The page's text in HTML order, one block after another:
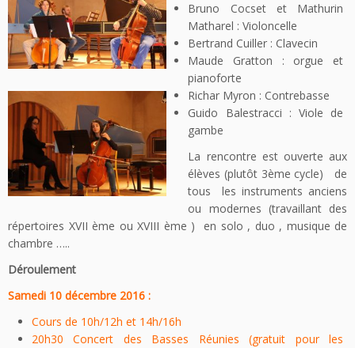
Bruno Cocset et Mathurin
Matharel : Violoncelle
Bertrand Cuiller : Clavecin
Maude Gratton : orgue et
pianoforte
Richar Myron : Contrebasse
Guido Balestracci : Viole de
gambe
La rencontre est ouverte aux
élèves (plutôt 3ème cycle) de
tous les instruments anciens
ou modernes (travaillant des
répertoires XVII ème ou XVIII ème ) en solo , duo , musique de
chambre …..
Déroulement
Samedi 10 décembre 2016 :
Cours de 10h/12h et 14h/16h
20h30 Concert des Basses Réunies (gratuit pour les